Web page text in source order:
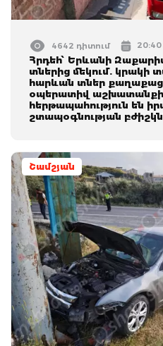
4642 դիտում
Հրդեհ՝ Երևանի
տներից մեկում. կրակի
հարևան տներ
օպերատիվ աշխատանքի
հերթապահություն են
շտապօգնության
Շամշյան